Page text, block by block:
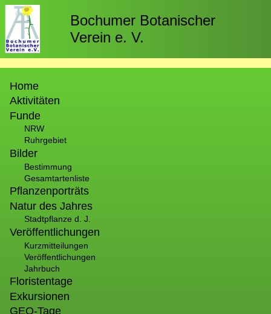
Direkt
zum
Inhalt
Bochumer Botanischer
Verein e. V.
Home
Aktivitäten
Funde
NRW
Ruhrgebiet
Bilder
Bestimmung
Gesamtartenliste
Pflanzenporträts
Natur des Jahres
Stadtpflanze d. J.
Veröffentlichungen
Kurzmitteilungen
Veröffentlichungen
Jahrbuch
Floristentage
Exkursionen
GEO-Tage